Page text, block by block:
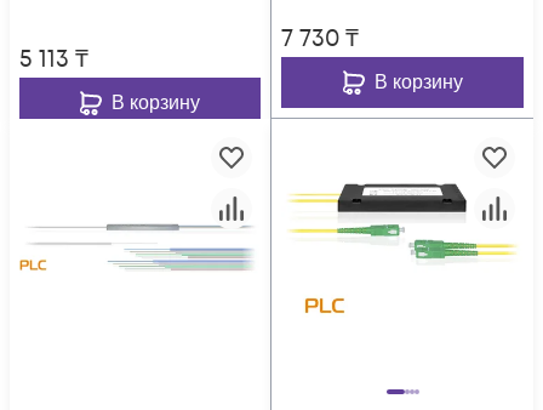
5 113 ₸
В корзину
7 730₸
В корзину